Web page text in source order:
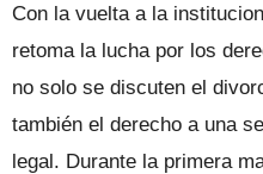
Con la vuelta a la
retoma la lucha por los
no solo se discuten el
también el derecho a una
legal. Durante la primera